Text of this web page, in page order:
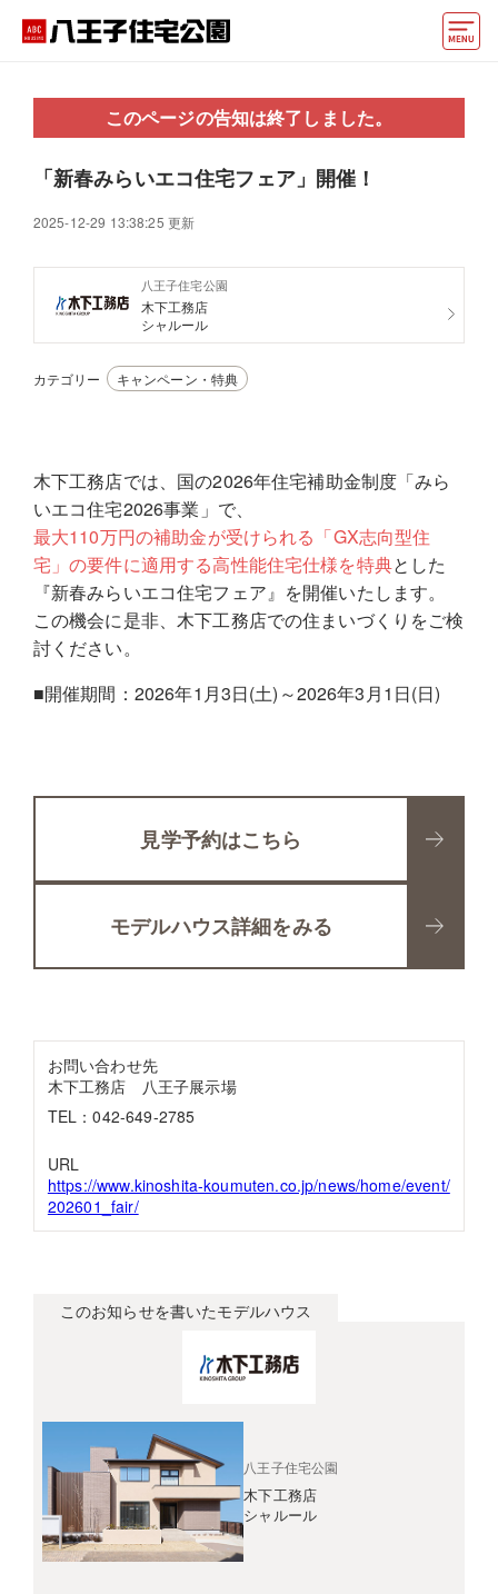
住宅会社・ハウスメーカー
イベント情報・プレゼント
アクセス
好みからモデルハウスを探す
住まいづくりお役立ち情報
他の展示場
このページの告知は終了しました。
「新春みらいエコ住宅フェア」開催！
2025-12-29 13:38:25 更新
八王子住宅公園
木下工務店
シャルール
カテゴリー キャンペーン・特典
木下工務店では、国の2026年住宅補助金制度「みら
いエコ住宅2026事業」で、
最大110万円の補助金が受けられる「GX志向型住
宅」の要件に適用する高性能住宅仕様を特典とした
『新春みらいエコ住宅フェア』を開催いたします。
この機会に是非、木下工務店での住まいづくりをご検
討ください。
■開催期間：2026年1月3日(土)～2026年3月1日(日)
見学予約はこちら
モデルハウス詳細をみる
お問い合わせ先
木下工務店 八王子展示場
TEL：042-649-2785
URL
https://www.kinoshita-koumuten.co.jp/news/home/event/
202601_fair/
このお知らせを書いたモデルハウス
八王子住宅公園
木下工務店
シャルール